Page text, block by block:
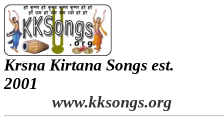
Krsna Kirtana Songs est.
www.kksongs.org